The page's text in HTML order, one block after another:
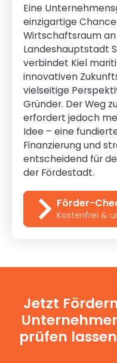
Eine
einzigartige
Wirtschaftsraum
Landeshauptstadt
verbindet Kiel
innovativen
vielseitige
Gründer. Der Weg
erfordert jedoch
Idee – eine
Finanzierung und
entscheidend für
der Fördestadt.
Förder-
Kostenfrei &
Jetzt
prüfen